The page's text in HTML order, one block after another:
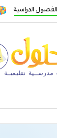
الفصول الدراسية